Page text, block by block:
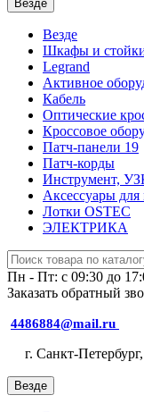
Везде
Везде
Шкафы и
Legrand
Активное
Кабель
Оптические
Кроссовое
Патч-панели 19
Патч-корды
Инструмент,
Аксессуары
Лотки OSTEC
ЭЛЕКТРИКА
Пн - Пт: с 09:30 до
Заказать обратный
4486884@mail.ru
г. Санкт-
Везде